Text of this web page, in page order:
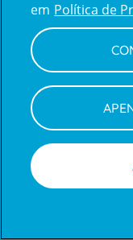
Centro de Apoio ao
em Política de